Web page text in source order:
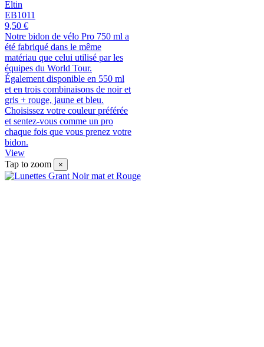
Eltin
EB1011
9,50 €
Notre bidon de vélo Pro 750 ml a
été fabriqué dans le même
matériau que celui utilisé par les
équipes du World Tour.
Également disponible en 550 ml
et en trois combinaisons de noir et
gris + rouge, jaune et bleu.
Choisissez votre couleur préférée
et sentez-vous comme un pro
chaque fois que vous prenez votre
bidon.
View
Tap to zoom
×